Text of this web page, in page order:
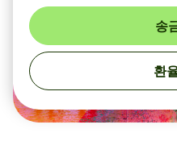
송
환